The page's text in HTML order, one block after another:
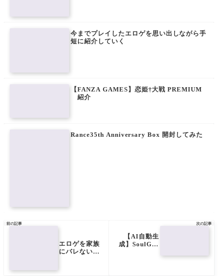
今までプレイしたエロゲを思い出しながら手
短に紹介していく
【FANZA GAMES】恋姫†大戦 PREMIUM
紹介
Rance35th Anniversary Box 開封してみた
前の記事
エロゲを家族
にバレないよ
次の記事
【AI自動生
成】SoulGen